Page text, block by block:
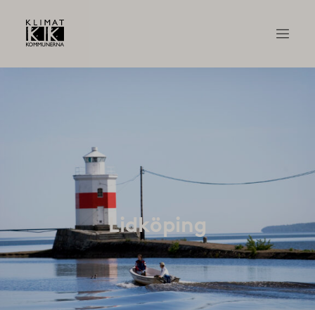
Lidköping